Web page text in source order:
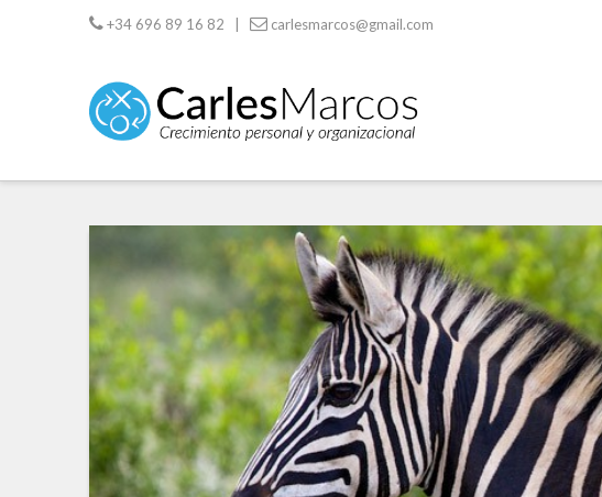
+34 696 89 16 82 | carlesmarcos@gmail.com